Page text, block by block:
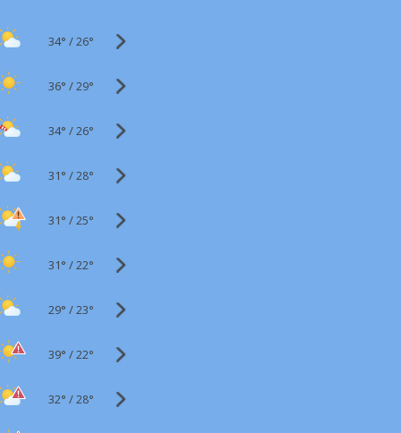
34° /26°
36° /29°
34° /26°
31° /28°
31° /25°
31° /22°
29° /23°
39° /22°
32° /28°